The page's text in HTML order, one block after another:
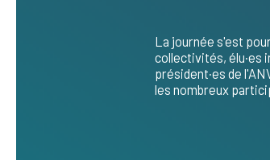
La journée s'est
collectivités, élu·es
président·es de
les nombreux